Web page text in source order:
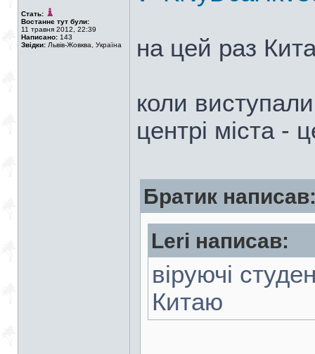
Стать:
Востаннє тут були:
11 травня 2012, 22:39
Написано: 143
Звідки: Львів-Жовква, Україна на цей раз
коли
центрі міста -
Братик
Leri написав:
віруючі
Китаю